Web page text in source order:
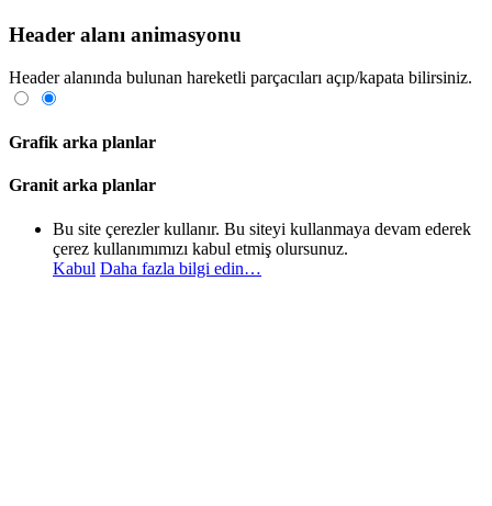
Header alanı animasyonu
Header alanında bulunan hareketli parçacıları açıp/kapata bilirsiniz.
Grafik arka planlar
Granit arka planlar
Bu site çerezler kullanır. Bu siteyi kullanmaya devam ederek
çerez kullanımımızı kabul etmiş olursunuz.
Kabul Daha fazla bilgi edin…